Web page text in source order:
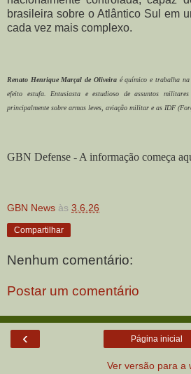
brasileira sobre o Atlântico Sul em
cada vez mais complexo.
Renato Henrique Marçal de Oliveiraé químico e trabalha na
efeito estufa. Entusiasta e estudioso de assuntos
principalmente sobre armas leves, aviação militar e as IDF
GBN Defense - A informação começa
GBN News às 3.6.26
Compartilhar
Nenhum comentário:
Postar um comentário
‹ Página inicial
Ver versão para a